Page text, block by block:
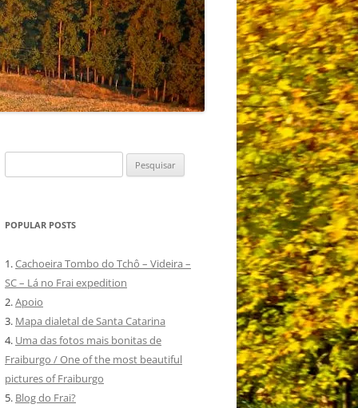
por:
POPULAR POSTS
1.Cachoeira Tombo do Tchô – Videira –
SC – Lá no Frai expedition
2.Apoio
3. Mapa dialetal de Santa Catarina
4. Uma das fotos mais bonitas de
Fraiburgo / One of the most beautiful
pictures of Fraiburgo
5. Blog do Frai?